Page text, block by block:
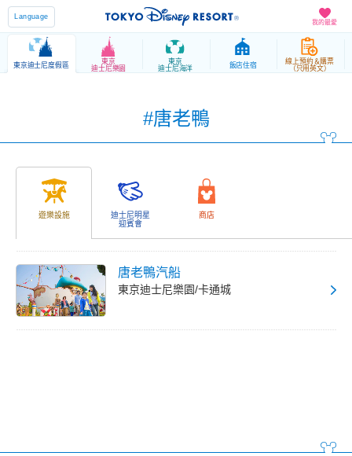
我的最愛
Language
東京迪士尼度假區
東京
迪士尼樂園
東京
迪士尼海洋
飯店住宿
線上預約＆購票
（只用英文）
#唐老鴨
遊樂設施
迪士尼明星
迎賓會
商店
唐老鴨汽船
東京迪士尼樂園/卡通城